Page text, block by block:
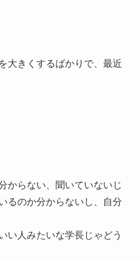
大きくするばかりで、最近
からない、聞いていないじ
るのか分からないし、自分
い人みたいな学長じゃどう